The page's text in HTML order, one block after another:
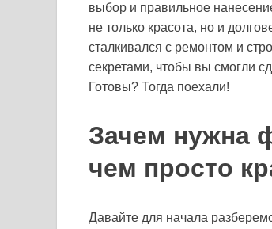
выбор и правильное
не только красота, но и
сталкивался с ремонтом и
секретами, чтобы вы смогли
Готовы? Тогда поехали!
Зачем нужна
чем просто
Давайте для начала